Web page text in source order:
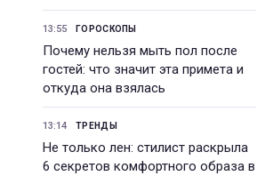
13:55 ГОРОСКОПЫ
Почему нельзя мыть пол после
гостей: что значит эта примета и
откуда она взялась
13:14 ТРЕНДЫ
Не только лен: стилист раскрыла
6 секретов комфортного образа в